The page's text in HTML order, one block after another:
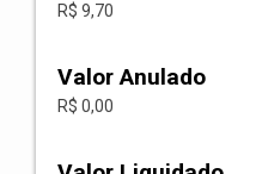
R$ 9,70
Valor Anulado
R$ 0,00